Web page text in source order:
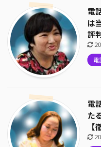
電
は
評
電
電
た
【